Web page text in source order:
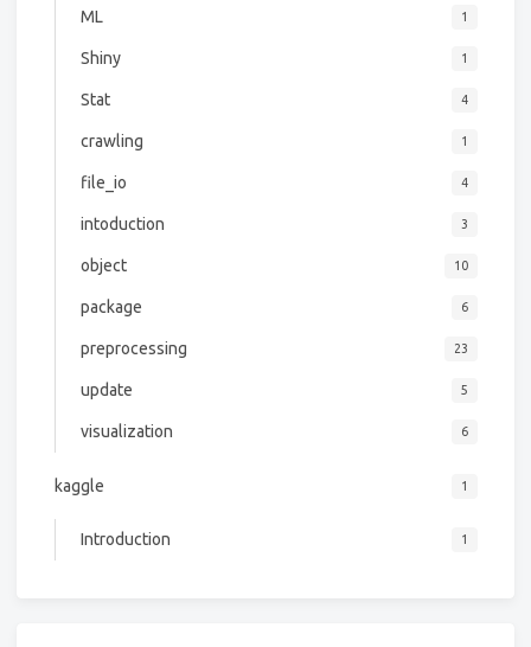
ML 1
Shiny 1
Stat 4
crawling 1
file_io 4
intoduction 3
object 10
package 6
preprocessing 23
update 5
visualization 6
kaggle 1
Introduction 1